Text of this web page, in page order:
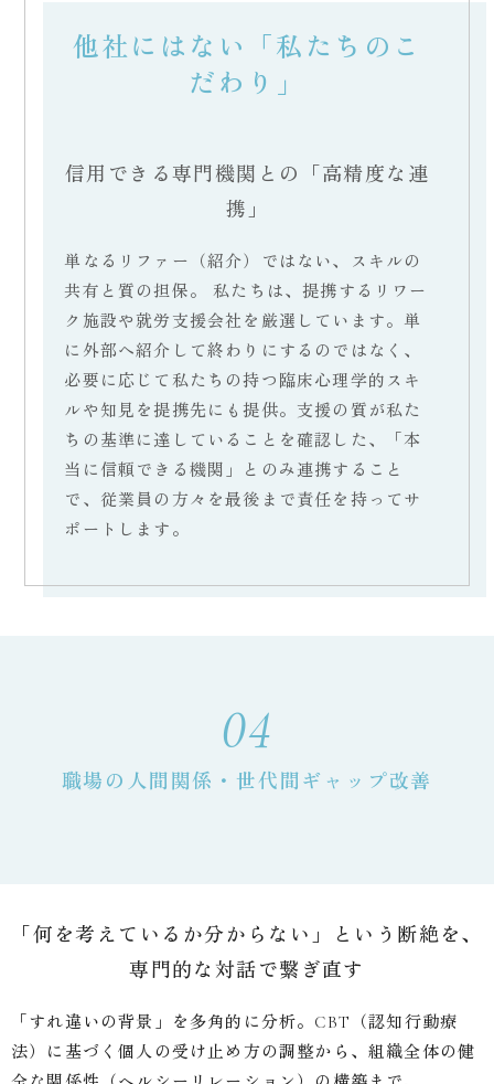
他社にはない「私たちのこ
だわり」
信用できる専門機関との「高精度な連
携」
単なるリファー（紹介）ではない、スキルの
共有と質の担保。 私たちは、提携するリワー
ク施設や就労支援会社を厳選しています。単
に外部へ紹介して終わりにするのではなく、
必要に応じて私たちの持つ臨床心理学的スキ
ルや知見を提携先にも提供。支援の質が私た
ちの基準に達していることを確認した、「本
当に信頼できる機関」とのみ連携すること
で、従業員の方々を最後まで責任を持ってサ
ポートします。
04
職場の人間関係・世代間ギャップ改善
「何を考えているか分からない」という断絶を、
専門的な対話で繋ぎ直す
「すれ違いの背景」を多角的に分析。CBT（認知行動療
法）に基づく個人の受け止め方の調整から、組織全体の健